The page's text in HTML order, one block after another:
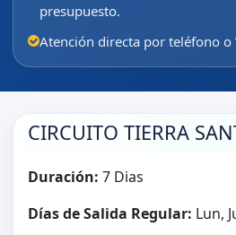
presupuesto.
Atención directa por teléfono o
CIRCUITO TIERRA
Duración: 7 Dias
Días de Salida Regular: Lun,